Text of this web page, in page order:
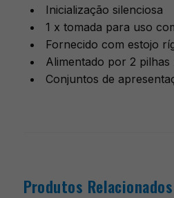
Inicialização silenciosa
1 x tomada para uso
Fornecido com estojo
Alimentado por 2 pilhas
Conjuntos de
Produtos Relacionados